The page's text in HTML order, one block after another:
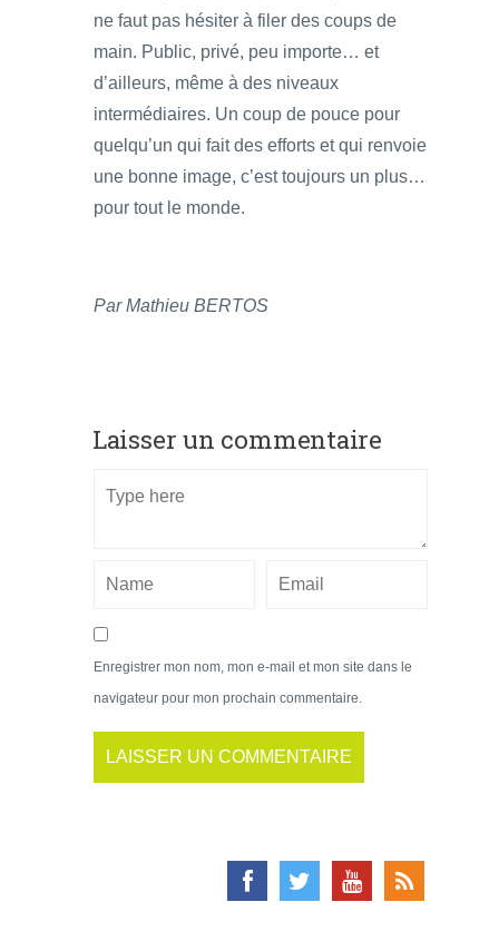
ne faut pas hésiter à filer des coups de
main. Public, privé, peu importe… et
d’ailleurs, même à des niveaux
intermédiaires. Un coup de pouce pour
quelqu’un qui fait des efforts et qui renvoie
une bonne image, c’est toujours un plus…
pour tout le monde.
Par Mathieu BERTOS
Laisser un commentaire
Enregistrer mon nom, mon e-mail et mon site dans le
navigateur pour mon prochain commentaire.